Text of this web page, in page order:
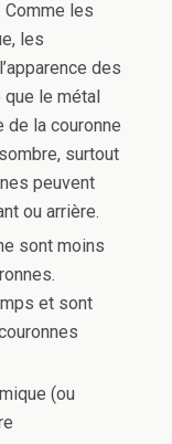
Comme les
les
des
le métal
de la couronne
surtout
peuvent
ou arrière.
sont moins
et sont
(ou